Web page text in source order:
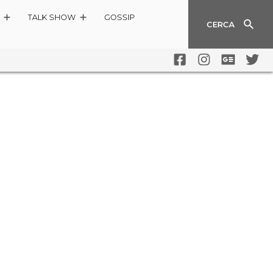
TALK SHOW
GOSSIP
CERCA